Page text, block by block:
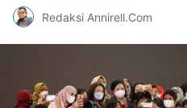
Redaksi Annirell.Com